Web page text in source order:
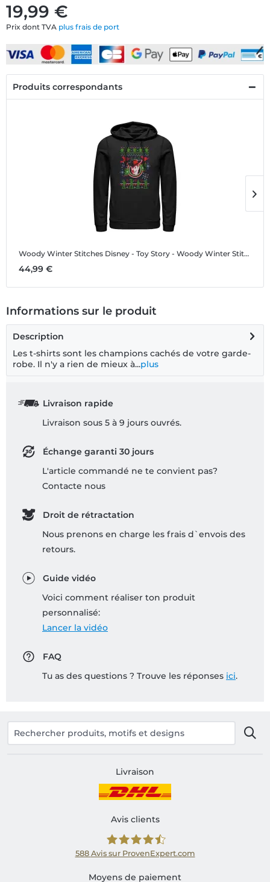
19,99 €
Prix dont TVA plus frais de port
Produits correspondants
Woody Winter Stitches Disney - Toy Story - Woody Winter Stitches - Christmas - Unisex Sweat à capuche
44,99 €
Informations sur le produit
Description
Les t-shirts sont les champions cachés de votre garde-
robe. Il n'y a rien de mieux à...plus
Livraison rapide
Livraison sous 5 à 9 jours ouvrés.
Échange garanti 30 jours
L'article commandé ne te convient pas?
Contacte nous
Droit de rétractation
Nous prenons en charge les frais d`envois des
retours.
Guide vidéo
Voici comment réaliser ton produit
personnalisé:
Lancer la vidéo
FAQ
Tu as des questions ? Trouve les réponses ici.
Livraison
Avis clients
Shirtinator FR
588 Avis sur ProvenExpert.com
Moyens de paiement